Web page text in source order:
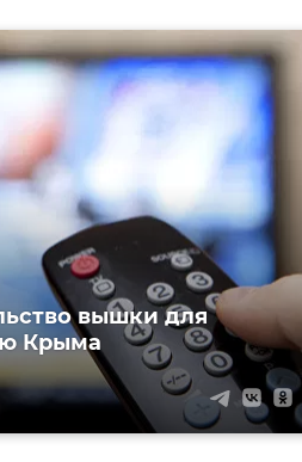
вышки для
Крыма